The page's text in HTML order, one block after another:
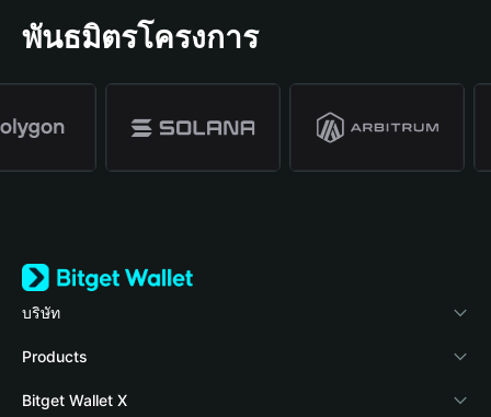
พันธมิตรโครงการ
บริษัท
เกี่ยวกับ Bitget Wallet
Blog
Products
Crypto Card
Bitget Wallet X